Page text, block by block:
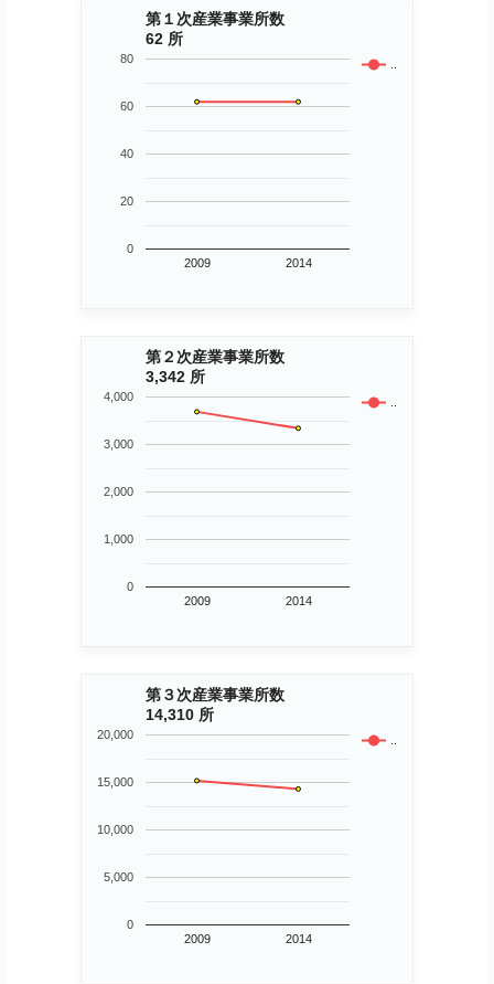
第１次産業事業所数
62 所
..
2009 2014
0
20
40
60
80
第２次産業事業所数
3,342 所
..
2009 2014
0
1,000
2,000
3,000
4,000
第３次産業事業所数
14,310 所
..
2009 2014
0
5,000
10,000
15,000
20,000